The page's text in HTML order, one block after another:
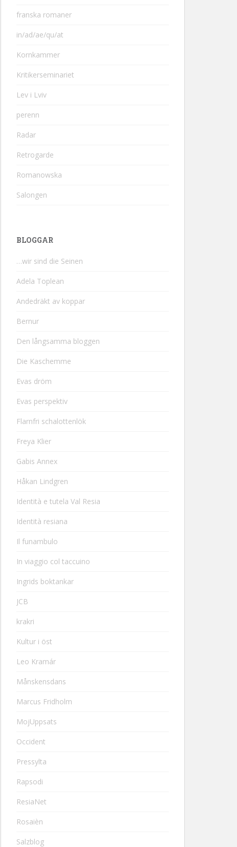
franska romaner
in/ad/ae/qu/at
Kornkammer
Kritikerseminariet
Lev i Lviv
perenn
Radar
Retrogarde
Romanowska
Salongen
BLOGGAR
…wir sind die Seinen
Adela Toplean
Andedräkt av koppar
Bernur
Den långsamma bloggen
Die Kaschemme
Evas dröm
Evas perspektiv
Flarnfri schalottenlök
Freya Klier
Gabis Annex
Håkan Lindgren
Identità e tutela Val Resia
Identità resiana
Il funambulo
In viaggio col taccuino
Ingrids boktankar
JCB
krakri
Kultur i öst
Leo Kramár
Månskensdans
Marcus Fridholm
MojUppsats
Occident
Pressylta
Rapsodi
ResiaNet
Rosaièn
Salzblog